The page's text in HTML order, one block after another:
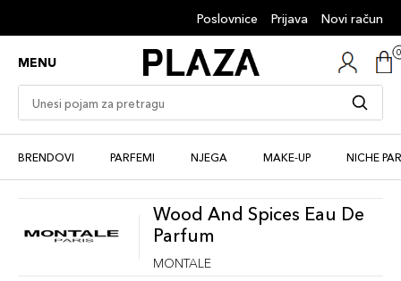
Poslovnice Prijava Novi račun
MENU
BRENDOVI PARFEMI NJEGA MAKE-UP NICHE
Wood And Spices Eau De
Parfum
MONTALE